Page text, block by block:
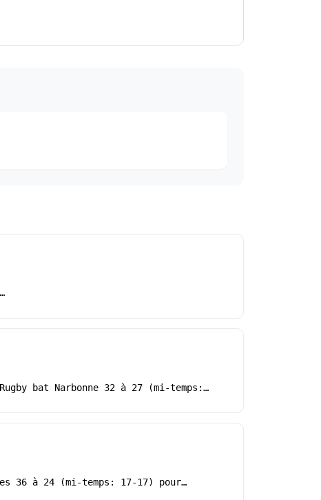
Rugby bat Narbonne 32 à 27 (mi-temps:…
36 à 24 (mi-temps: 17-17) pour…